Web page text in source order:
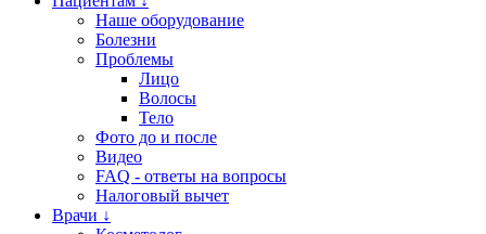
Наше оборудование
Болезни
Проблемы
Лицо
Волосы
Тело
Фото до и после
Видео
FAQ - ответы на вопросы
Налоговый вычет
Врачи ↓